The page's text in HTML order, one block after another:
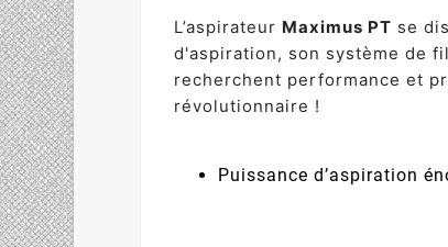
L’aspirateur Maximus PT se
d'aspiration, son système de
recherchent performance et
révolutionnaire !
Puissance d’aspiration